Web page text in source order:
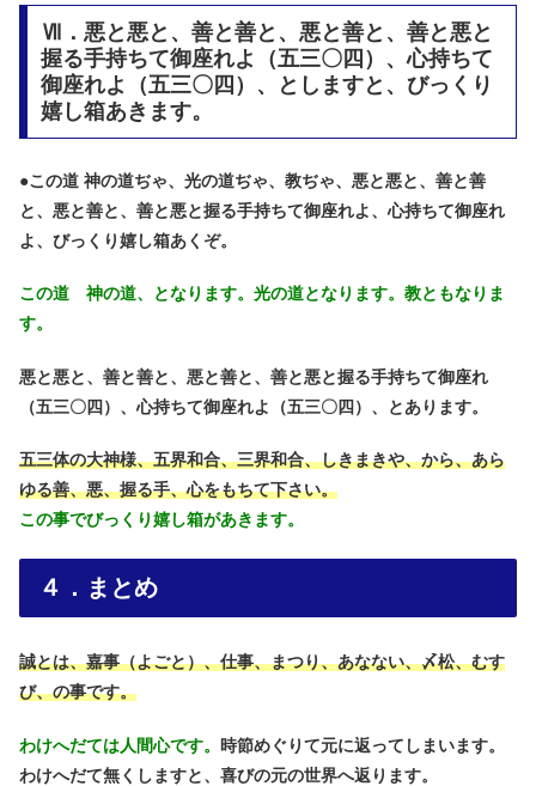
Ⅶ．悪と悪と、善と善と、悪と善と、善と悪と
握る手持ちて御座れよ（五三〇四）、心持ちて
御座れよ（五三〇四）、としますと、びっくり
嬉し箱あきます。
●この道 神の道ぢゃ、光の道ぢゃ、教ぢゃ、悪と悪と、善と善
と、悪と善と、善と悪と握る手持ちて御座れよ、心持ちて御座れ
よ、びっくり嬉し箱あくぞ。
この道 神の道、となります。光の道となります。教ともなりま
す。
悪と悪と、善と善と、悪と善と、善と悪と握る手持ちて御座れ
（五三〇四）、心持ちて御座れよ（五三〇四）、とあります。
五三体の大神様、五界和合、三界和合、しきまきや、から、あら
ゆる善、悪、握る手、心をもちて下さい。
この事でびっくり嬉し箱があきます。
４．まとめ
誠とは、嘉事（よごと）、仕事、まつり、あなない、〆松、むす
び、の事です。
わけへだては人間心です。 時節めぐりて元に返ってしまいます。
わけへだて無くしますと、喜びの元の世界へ返ります。